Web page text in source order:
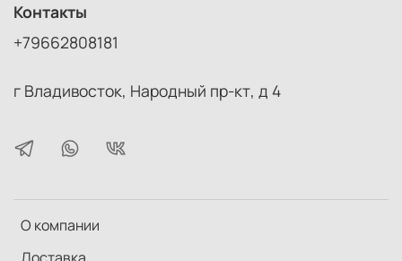
О компании
Контакты
+79662808181
г Владивосток, Народный пр-кт, д 4